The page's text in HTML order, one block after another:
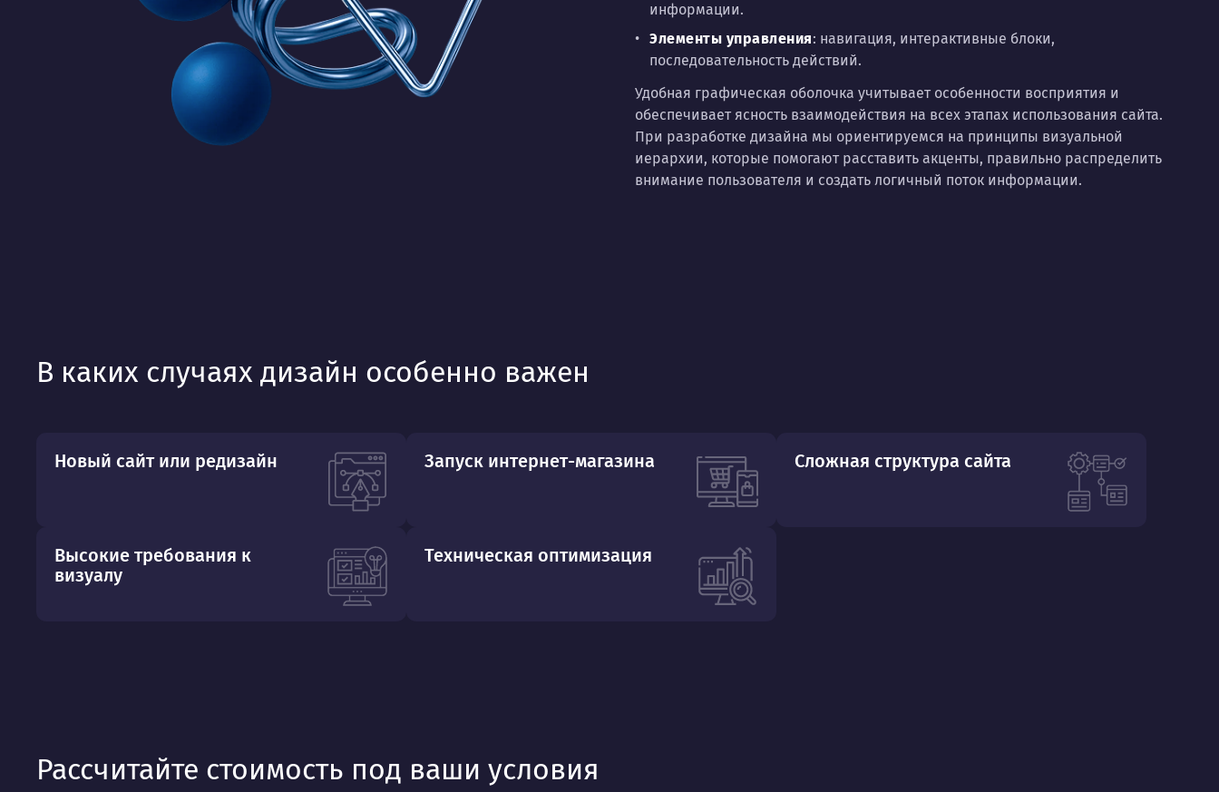
информации.
Элементы управления: навигация, интерактивные блоки,
последовательность действий.
Удобная графическая оболочка учитывает особенности восприятия и
обеспечивает ясность взаимодействия на всех этапах использования сайта.
При разработке дизайна мы ориентируемся на принципы визуальной
иерархии, которые помогают расставить акценты, правильно распределить
внимание пользователя и создать логичный поток информации.
В каких случаях дизайн особенно важен
Новый сайт или редизайн Запуск интернет-магазина Сложная структура сайта
Высокие требования к
визуалу
Техническая оптимизация
Рассчитайте стоимость под ваши условия